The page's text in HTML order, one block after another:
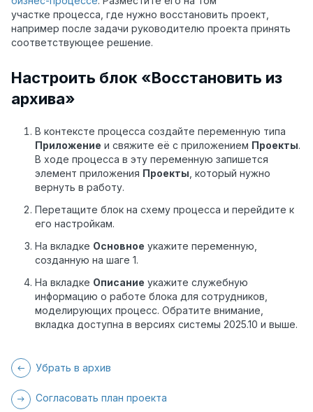
участке процесса, где нужно восстановить проект,
например после задачи руководителю проекта принять
соответствующее решение.
Настроить блок «Восстановить из
архива»
В контексте процесса создайте переменную типа
Приложение и свяжите её с приложением Проекты.
В ходе процесса в эту переменную запишется
элемент приложения Проекты, который нужно
вернуть в работу.
Перетащите блок на схему процесса и перейдите к
его настройкам.
На вкладке Основное укажите переменную,
созданную на шаге 1.
На вкладке Описание укажите служебную
информацию о работе блока для сотрудников,
моделирующих процесс. Обратите внимание,
вкладка доступна в версиях системы 2025.10 и выше.
Убрать в архив
Согласовать план проекта